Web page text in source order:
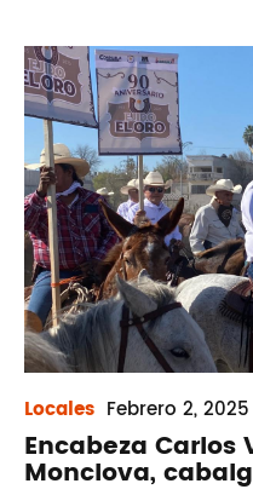
Locales Febrero 2, 2025
Encabeza
Monclova,